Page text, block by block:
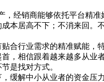
销商能够依托平台精
本居高不下；不消来回
行业需求的精准赋能，
，相信跟着越来越多从
是找对方式。
解中小从业者的资金压